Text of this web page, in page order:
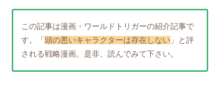
この記事は漫画・ワールドトリガーの紹介記事で
す。「頭の悪いキャラクターは存在しない 」と評
される戦略漫画。是非、読んでみて下さい。